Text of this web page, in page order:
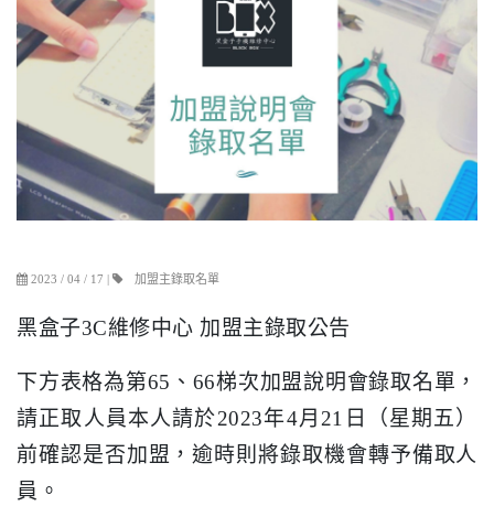
2023 / 04 / 17 | 加盟主錄取名單
黑盒子3C維修中心 加盟主錄取公告
下方表格為第65、66梯次加盟說明會錄取名單，
請正取人員本人請於2023年4月21日（星期五）
前確認是否加盟，逾時則將錄取機會轉予備取人
員。